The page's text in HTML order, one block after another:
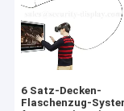
6 Satz-Decken-
Flaschenzug-